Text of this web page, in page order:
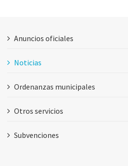
Anuncios oficiales
Noticias
Ordenanzas municipales
Otros servicios
Subvenciones